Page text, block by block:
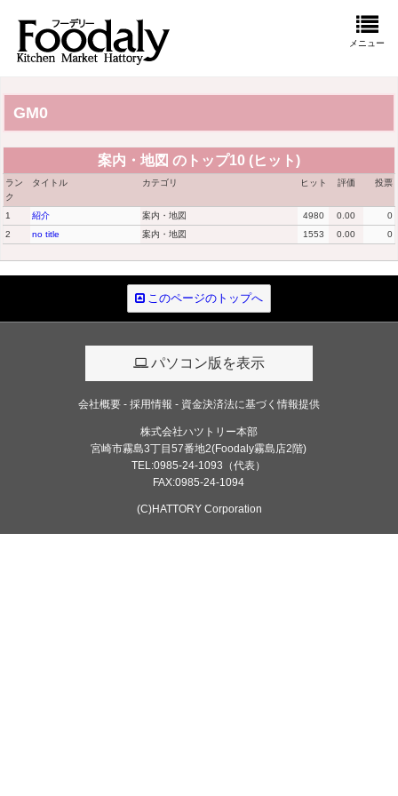
メニュー
GM0
案内・地図 のトップ10 (ヒット)
ラン
ク
タイトル カテゴリ ヒット 評価 投票
1 紹介 案内・地図 4980 0.00
0
2
no title 案内・地図 1553 0.00 0
このページのトップへ
パソコン版を表示
会社概要 採用情報 資金決済法に基づく情報提供
株式会社ハツトリー本部
宮崎市霧島3丁目57番地2(Foodaly霧島店2階)
TEL:0985-24-1093（代表）
FAX:0985-24-1094
(C)HATTORY Corporation